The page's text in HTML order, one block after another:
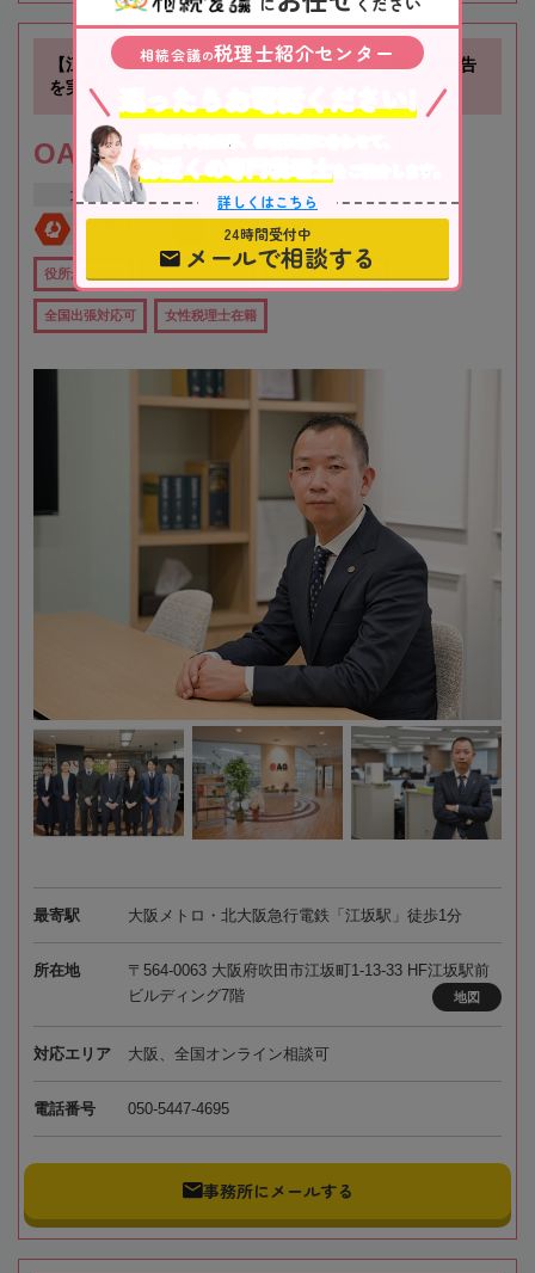
【江坂駅徒歩1分】お客様に寄り添い、確かな相続税申告
を実現します！
OAG税理士法人 大阪
大阪府 吹田市 江坂駅
初回相談無料
役所から近い オンライン相談可
全国出張対応可 女性税理士在籍
最寄駅 大阪メトロ・北大阪急行電鉄「江坂駅」徒歩1分
所在地
〒564-0063 大阪府吹田市江坂町1-13-33 HF江坂駅前
ビルディング7階
地図
対応エリア 大阪、全国オンライン相談可
電話番号 050-5447-4695
事務所にメールする
相続会議の税理士紹介センター
不動産や株式等、相続資産に合わせて、
お近くの専門税理士
をご紹介します。
詳しくはこちら
24時間受付中
メールで相談する